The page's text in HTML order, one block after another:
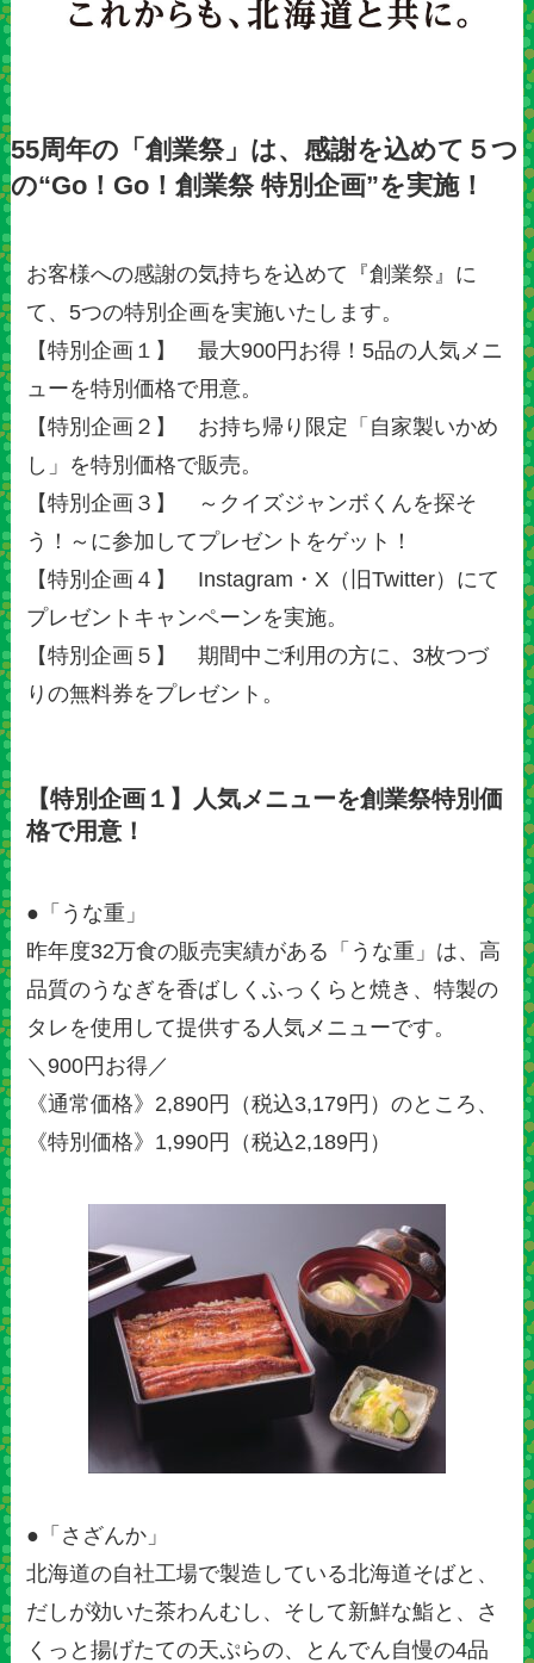
55周年の「創業祭」は、感謝を込めて５つ
の“Go！Go！創業祭 特別企画”を実施！
お客様への感謝の気持ちを込めて『創業祭』に
て、5つの特別企画を実施いたします。
【特別企画１】 最大900円お得！5品の人気メニ
ューを特別価格で用意。
【特別企画２】 お持ち帰り限定「自家製いかめ
し」を特別価格で販売。
【特別企画３】 ～クイズジャンボくんを探そ
う！～に参加してプレゼントをゲット！
【特別企画４】 Instagram・X（旧Twitter）にて
プレゼントキャンペーンを実施。
【特別企画５】 期間中ご利用の方に、3枚つづ
りの無料券をプレゼント。
【特別企画１】人気メニューを創業祭特別価
格で用意！
●「うな重」
昨年度32万食の販売実績がある「うな重」は、高
品質のうなぎを香ばしくふっくらと焼き、特製の
タレを使用して提供する人気メニューです。
＼900円お得／
《通常価格》2,890円（税込3,179円）のところ、
《特別価格》1,990円（税込2,189円）
●「さざんか」
北海道の自社工場で製造している北海道そばと、
だしが効いた茶わんむし、そして新鮮な鮨と、さ
くっと揚げたての天ぷらの、とんでん自慢の4品